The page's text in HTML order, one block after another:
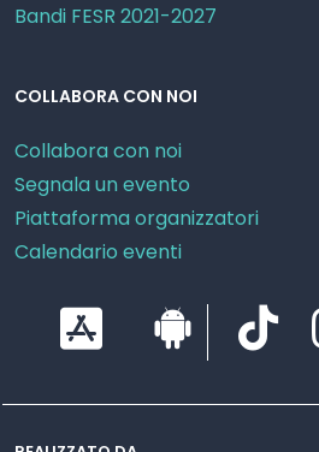
Bandi FESR 2021-2027
COLLABORA CON NOI
Collabora con noi
Segnala un evento
Piattaforma organizzatori
Calendario eventi